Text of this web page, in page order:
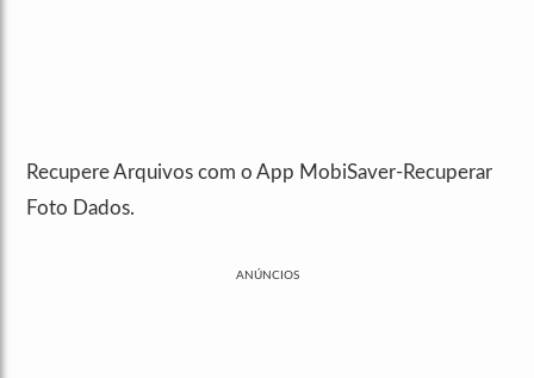
Recupere Arquivos com o App MobiSaver-Recuperar
Foto Dados.
ANÚNCIOS